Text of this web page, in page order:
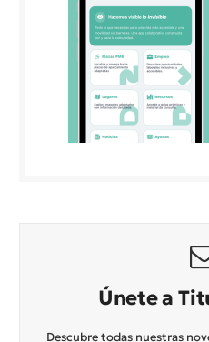
Únete a
Descubre todas nuestras